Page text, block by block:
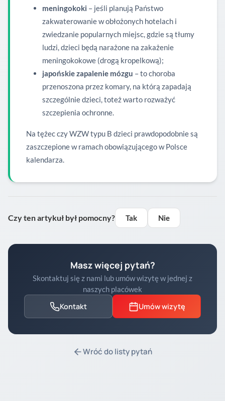
meningokoki – jeśli planują Państwo
zakwaterowanie w obłożonych hotelach i
zwiedzanie popularnych miejsc, gdzie są tłumy
ludzi, dzieci będą narażone na zakażenie
meningokokowe (drogą kropelkową);
japońskie zapalenie mózgu – to choroba
przenoszona przez komary, na którą zapadają
szczególnie dzieci, toteż warto rozważyć
szczepienia ochronne.
Na tężec czy WZW typu B dzieci prawdopodobnie są
zaszczepione w ramach obowiązującego w Polsce
kalendarza.
Czy ten artykuł był pomocny? Tak Nie
Masz więcej pytań?
Skontaktuj się z nami lub umów wizytę w jednej z
naszych placówek
Kontakt Umów wizytę
Wróć do listy pytań